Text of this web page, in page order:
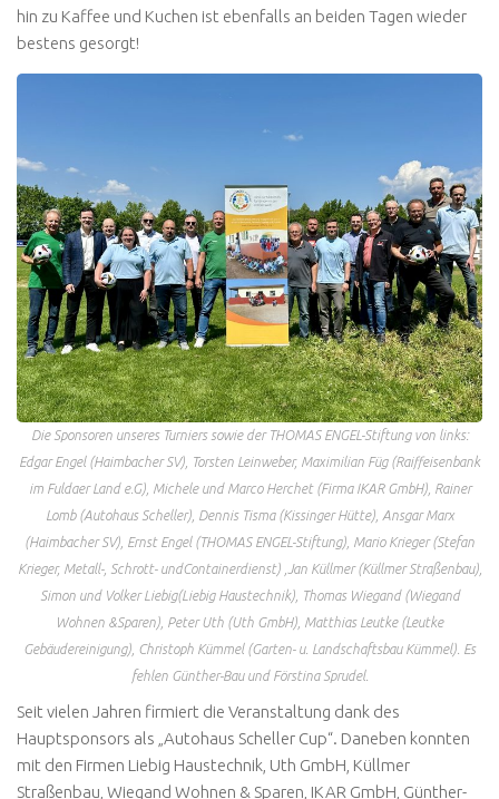
hin zu Kaffee und Kuchen ist ebenfalls an beiden Tagen wieder
bestens gesorgt!
Die Sponsoren unseres Turniers sowie der THOMAS ENGEL-Stiftung von links:
Edgar Engel (Haimbacher SV), Torsten Leinweber, Maximilian Füg (Raiffeisenbank
im Fuldaer Land e.G), Michele und Marco Herchet (Firma IKAR GmbH), Rainer
Lomb (Autohaus Scheller), Dennis Tisma (Kissinger Hütte), Ansgar Marx
(Haimbacher SV), Ernst Engel (THOMAS ENGEL-Stiftung), Mario Krieger (Stefan
Krieger, Metall-, Schrott- undContainerdienst) ,Jan Küllmer (Küllmer Straßenbau),
Simon und Volker Liebig(Liebig Haustechnik), Thomas Wiegand (Wiegand
Wohnen &Sparen), Peter Uth (Uth GmbH), Matthias Leutke (Leutke
Gebäudereinigung), Christoph Kümmel (Garten- u. Landschaftsbau Kümmel). Es
fehlen Günther-Bau und Förstina Sprudel.
Seit vielen Jahren firmiert die Veranstaltung dank des
Hauptsponsors als „Autohaus Scheller Cup“. Daneben konnten
mit den Firmen Liebig Haustechnik, Uth GmbH, Küllmer
Straßenbau, Wiegand Wohnen & Sparen, IKAR GmbH, Günther-